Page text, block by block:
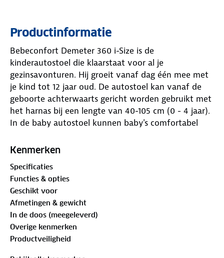
Productinformatie
Bebeconfort Demeter 360 i-Size is de
kinderautostoel die klaarstaat voor al je
gezinsavonturen. Hij groeit vanaf dag één mee met
je kind tot 12 jaar oud. De autostoel kan vanaf de
geboorte achterwaarts gericht worden gebruikt met
het harnas bij een lengte van 40-105 cm (0 - 4 jaar).
In de baby autostoel kunnen baby's comfortabel
inclusief een inlay en kussentje voor pasgeborenen.
de autostoel ook in voorwaarts gerichte positie
gebruiken, vastgemaakt met het harnas. De
zitverhoger, waarbij het kind wordt vastgemaakt
met de autogordel, kan worden gebruikt bij 100-150
cm (4 - 12 jaar).
Dankzij het soepele 360° draaisysteem kun je snel
en eenvoudig wisselen tussen achterwaarts en
Kenmerken
Specificaties
Functies & opties
Geschikt voor
Afmetingen & gewicht
In de doos (meegeleverd)
Overige kenmerken
Productveiligheid